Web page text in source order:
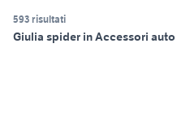
593 risultati
Giulia spider in Accessori auto